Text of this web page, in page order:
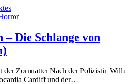
– Die Schlange von
Zornnatter Nach der Polizistin Willa
Cardiff und der…